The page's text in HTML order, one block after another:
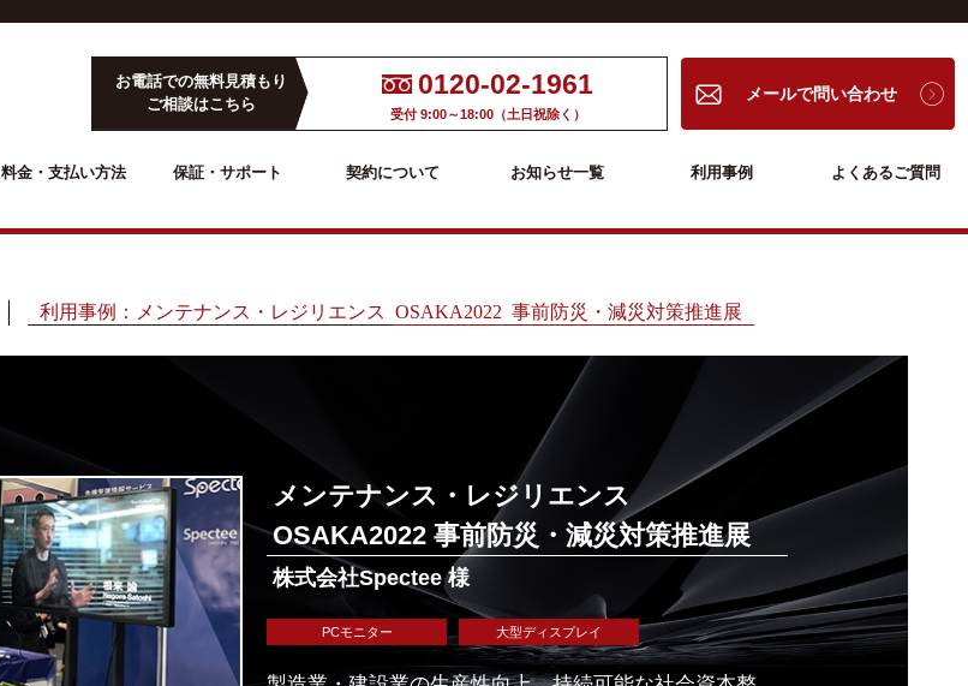
料金・支払い方法 保証・サポート 契約について お知らせ一覧 利用事例 よくあるご質問
お電話での無料見積もり
ご相談はこちら
0120-02-1961
受付 9:00～18:00（土日祝除く）
メールで問い合わせ
利用事例：メンテナンス・レジリエンス OSAKA2022 事前防災・減災対策推進展
メンテナンス・レジリエンス
OSAKA2022 事前防災・減災対策推進展
株式会社Spectee 様
PCモニター 大型ディスプレイ